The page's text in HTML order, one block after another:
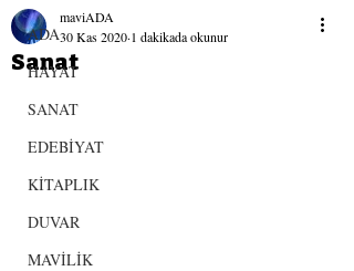
GİRİŞ YAP
ADA
HAYAT
SANAT
EDEBİYAT
KİTAPLIK
DUVAR
MAVİLİK
Sanat
maviADA
30 Kas 2020 1 dakikada okunur